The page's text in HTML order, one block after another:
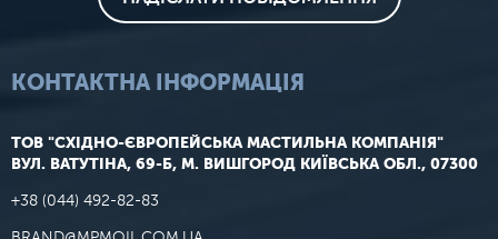
КОНТАКТНА ІНФОРМАЦІЯ
ТОВ "СХІДНО-ЄВРОПЕЙСЬКА МАСТИЛЬНА КОМПАНІЯ"
ВУЛ. ВАТУТІНА, 69-Б, М. ВИШГОРОД КИЇВСЬКА ОБЛ., 07300
+38 (044) 492-82-83